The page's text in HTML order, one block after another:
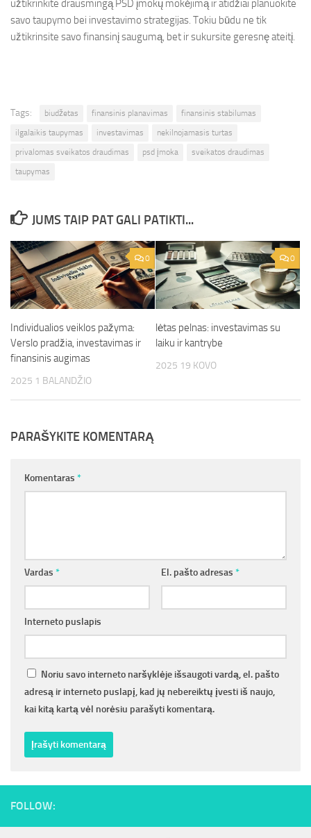
užtikrinkite drausmingą PSD įmokų mokėjimą ir atidžiai planuokite
savo taupymo bei investavimo strategijas. Tokiu būdu ne tik
užtikrinsite savo finansinį saugumą, bet ir sukursite geresnę ateitį.
Tags: biudžetas finansinis planavimas
finansinis stabilumas
ilgalaikis taupymas
investavimas
nekilnojamasis turtas
privalomas sveikatos draudimas
psd įmoka
sveikatos draudimas
taupymas
JUMS TAIP PAT GALI PATIKTI...
0
Individualios veiklos pažyma:
Verslo pradžia, investavimas ir
finansinis augimas
2025 1 BALANDŽIO
0
lėtas pelnas: investavimas su
laiku ir kantrybe
2025 19 KOVO
PARAŠYKITE KOMENTARĄ
Komentaras *
Vardas * El. pašto adresas *
Interneto puslapis
Noriu savo interneto naršyklėje išsaugoti vardą, el. pašto
adresą ir interneto puslapį, kad jų nebereiktų įvesti iš naujo,
kai kitą kartą vėl norėsiu parašyti komentarą.
FOLLOW: